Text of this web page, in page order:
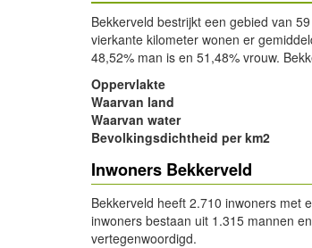
Bekkerveld bestrijkt een gebied van
vierkante kilometer wonen er
48,52% man is en 51,48% vrouw.
Oppervlakte
Waarvan land
Waarvan water
Bevolkingsdichtheid per km2
Inwoners Bekkerveld
Bekkerveld heeft 2.710 inwoners met
inwoners bestaan uit 1.315 mannen
vertegenwoordigd.